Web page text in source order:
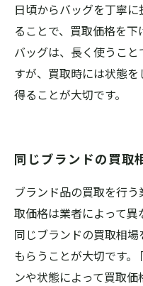
日頃からバッグを丁寧
ることで、買取価格を下
バッグは、長く使うこ
すが、買取時には状態
得ることが大切です。
同じブランドの買取
ブランド品の買取を行
取価格は業者によって異
同じブランドの買取相
もらうことが大切です。
ンや状態によって買取